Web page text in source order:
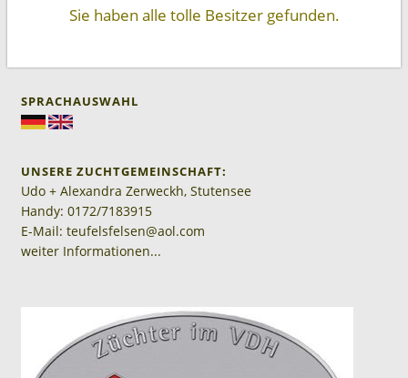
Sie haben alle tolle Besitzer gefunden.
SPRACHAUSWAHL
UNSERE ZUCHTGEMEINSCHAFT:
Udo + Alexandra Zerweckh, Stutensee
Handy: 0172/7183915
E-Mail: teufelsfelsen@aol.com
weiter Informationen...